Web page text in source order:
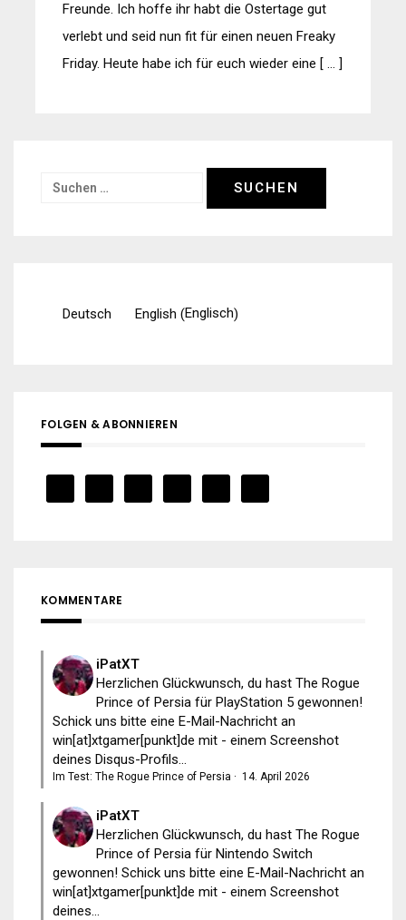
Freunde. Ich hoffe ihr habt die Ostertage gut
verlebt und seid nun fit für einen neuen Freaky
Friday. Heute habe ich für euch wieder eine [ … ]
Suchen
Deutsch English (Englisch)
FOLGEN & ABONNIEREN
KOMMENTARE
iPatXT
Herzlichen Glückwunsch, du hast The Rogue
Prince of Persia für PlayStation 5 gewonnen!
Schick uns bitte eine E-Mail-Nachricht an
win[at]xtgamer[punkt]de mit - einem Screenshot
deines Disqus-Profils...
Im Test: The Rogue Prince of Persia · 14. April 2026
iPatXT
Herzlichen Glückwunsch, du hast The Rogue
Prince of Persia für Nintendo Switch
gewonnen! Schick uns bitte eine E-Mail-Nachricht an
win[at]xtgamer[punkt]de mit - einem Screenshot
deines...